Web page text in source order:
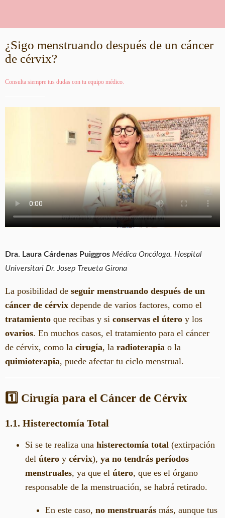
¿Sigo menstruando después de un cáncer
de cérvix?
Consulta siempre tus dudas con tu equipo médico.
Dra. Laura Cárdenas Puiggros Médica Oncóloga. Hospital
Universitari Dr. Josep Treueta Girona
La posibilidad de seguir menstruando después de un
cáncer de cérvix depende de varios factores, como el
tratamiento que recibas y si conservas el útero y los
ovarios. En muchos casos, el tratamiento para el cáncer
de cérvix, como la cirugía, la radioterapia o la
quimioterapia, puede afectar tu ciclo menstrual.
1️⃣ Cirugía para el Cáncer de Cérvix
1.1. Histerectomía Total
Si se te realiza una histerectomía total (extirpación
del útero y cérvix), ya no tendrás períodos
menstruales, ya que el útero, que es el órgano
responsable de la menstruación, se habrá retirado.
En este caso, no menstruarás más, aunque tus